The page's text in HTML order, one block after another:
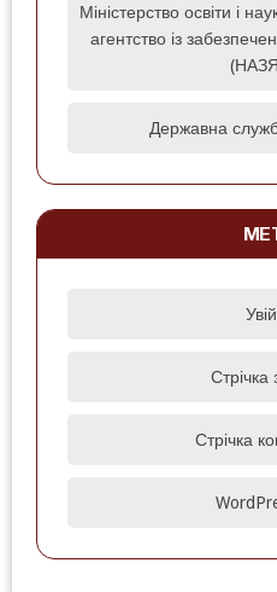
Міністерство освіти і
агентство із
Державна
Стрічка
Стрічка